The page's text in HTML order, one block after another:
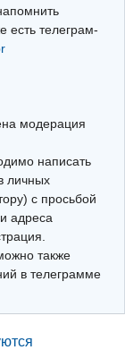
есть телеграм-
модерация
написать
личных
с просьбой
адреса
также
в телеграмме